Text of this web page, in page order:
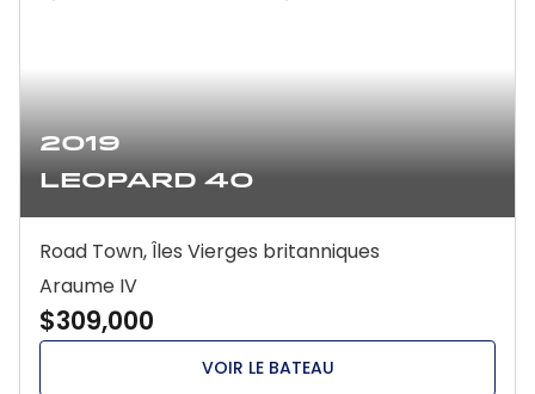
2019
Leopard 40
Road Town, Îles Vierges britanniques
Araume IV
$309,000
VOIR LE BATEAU